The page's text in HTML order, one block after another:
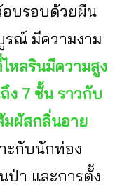
อบรอบด้วยผืน
ณ์ มีความงาม
หลรินมีความสูง
ง 7 ชั้น ราวกับ
มผัสกลิ่นอาย
ะกับนักท่อง
ป่า และการตั้ง